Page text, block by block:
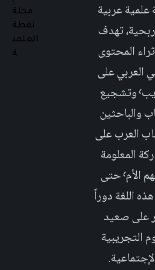
عربية
تهدف
المحتوى
العربي على
والويب٬ وتشجيع
والباحثين
العرب على
المعلومة
بلغتهم الأم٬ حتى
اللغة دوراً
على صعيد
التجريبية